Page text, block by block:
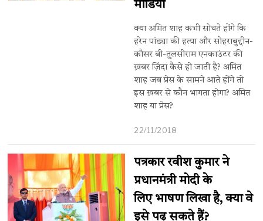
मीडिया
क्या अमित शाह कभी सोचते होंगे कि
हरेन पांड्या की हत्या और सोहराबुद्दीन-
कौसर बी-तुलसीराम एनकाउंटर की
ख़बर ज़िंदा कैसे हो जाती है? अमित
शाह जब प्रेस के सामने आते होंगे तो
इस ख़बर से कौन भागता होगा? अमित
शाह या प्रेस?
22/11/2018
पत्रकार रवीश कुमार ने
प्रधानमंत्री मोदी के
लिए भाषण लिखा है, क्या वे
इसे पढ़ सकते हैं?